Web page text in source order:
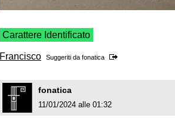
Carattere Identificato
Francisco Suggeriti da fonatica
fonatica
11/01/2024 alle 01:32